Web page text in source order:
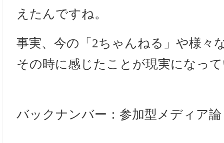
えたんですね。
事実、今の「2ちゃんねる」や様々
その時に感じたことが現実になっ
バックナンバー：参加型メディア